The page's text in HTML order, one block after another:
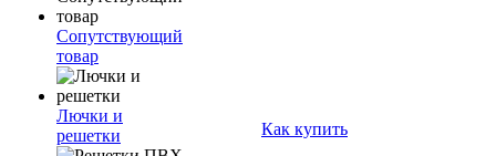
Сопутствующий
товар
Лючки и
решетки
Как купить